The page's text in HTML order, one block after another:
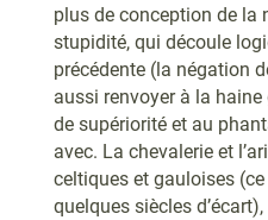
plus de conception de la
stupidité, qui découle
précédente (la négation
aussi renvoyer à la
de supériorité et au
avec. La chevalerie et
celtiques et gauloises
quelques siècles